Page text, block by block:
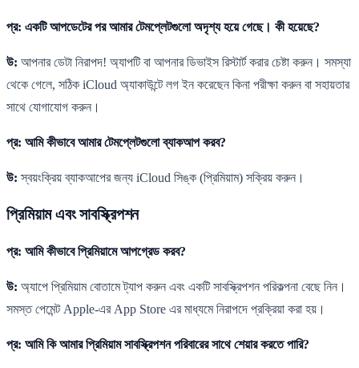
প্র: একটি আপডেটের পর আমার টেমপ্লেটগুলো অদৃশ্য হয়ে গেছে। কী হয়েছে?
উ: আপনার ডেটা নিরাপদ! অ্যাপটি বা আপনার ডিভাইস রিস্টার্ট করার চেষ্টা করুন। সমস্যা
থেকে গেলে, সঠিক iCloud অ্যাকাউন্টে লগ ইন করেছেন কিনা পরীক্ষা করুন বা সহায়তার
সাথে যোগাযোগ করুন।
প্র: আমি কীভাবে আমার টেমপ্লেটগুলো ব্যাকআপ করব?
উ: স্বয়ংক্রিয় ব্যাকআপের জন্য iCloud সিঙ্ক (প্রিমিয়াম) সক্রিয় করুন।
প্রিমিয়াম এবং সাবস্ক্রিপশন
প্র: আমি কীভাবে প্রিমিয়ামে আপগ্রেড করব?
উ: অ্যাপে প্রিমিয়াম বোতামে ট্যাপ করুন এবং একটি সাবস্ক্রিপশন পরিকল্পনা বেছে নিন।
সমস্ত পেমেন্ট Apple-এর App Store এর মাধ্যমে নিরাপদে প্রক্রিয়া করা হয়।
প্র: আমি কি আমার প্রিমিয়াম সাবস্ক্রিপশন পরিবারের সাথে শেয়ার করতে পারি?